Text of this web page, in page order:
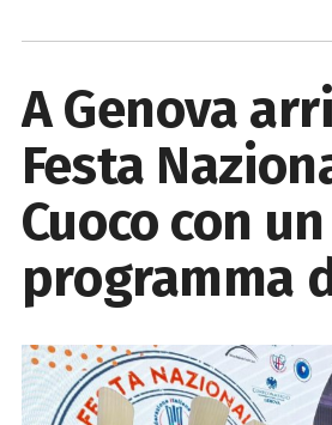
A Genova
Festa
Cuoco con
programma